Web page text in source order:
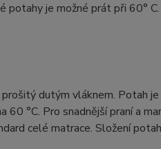
potahy je možné prát při 60°
dutým vláknem. Potah
60 °C. Pro snadnější praní a
celé matrace. Složení